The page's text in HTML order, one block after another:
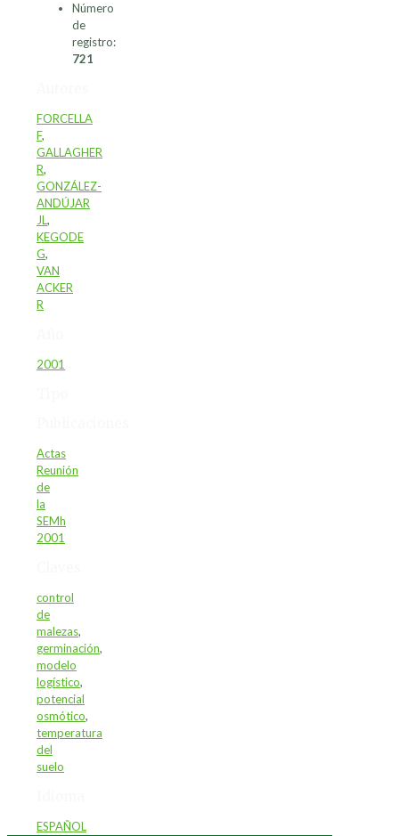
Número
de
registro:
721
FORCELLA
F,
GALLAGHER
R,
GONZÁLEZ-
ANDÚJAR
JL,
KEGODE
G,
VAN
ACKER
R
2001
Actas
Reunión
de
la
SEMh
2001
control
de
malezas,
germinación,
modelo
logístico,
potencial
osmótico,
temperatura
del
suelo
ESPAÑOL